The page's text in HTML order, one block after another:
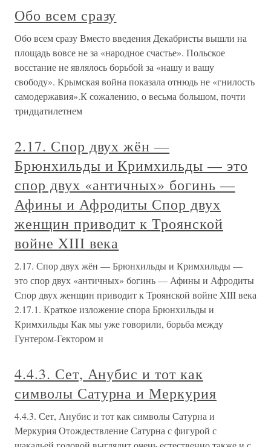
Обо всем сразу
Обо всем сразу Вместо введения Декабристы вышли на
площадь вовсе не за «народное счастье». Польское
восстание не являлось борьбой за «нашу и вашу
свободу». Крымская война показала отнюдь не «гнилость
самодержавия».К сожалению, о весьма большом, почти
тридцатилетнем
2.17. Спор двух жён —
Брюнхильды и Кримхильды — это
спор двух «античных» богинь —
Афины и Афродиты Спор двух
женщин приводит к Троянской
войне XIII века
2.17. Спор двух жён — Брюнхильды и Кримхильды —
это спор двух «античных» богинь — Афины и Афродиты
Спор двух женщин приводит к Троянской войне XIII века
2.17.1. Краткое изложение спора Брюнхильды и
Кримхильды Как мы уже говорили, борьба между
Гунтером-Гектором и
4.4.3. Сет, Анубис и тот как
символы Сатурна и Меркурия
4.4.3. Сет, Анубис и тот как символы Сатурна и
Меркурия Отождествление Сатурна с фигурой с